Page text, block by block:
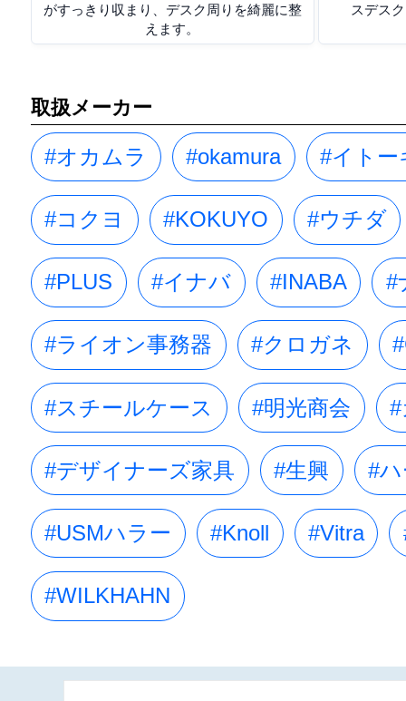
がすっきり収まり、デスク周りを綺麗に整
えます。
スデス
取扱メーカー
#オカムラ #okamura #イトー
#コクヨ #KOKUYO #ウチダ
#PLUS #イナバ #INABA #
#ライオン事務器 #クロガネ
#スチールケース #明光商会
#デザイナーズ家具 #生興 #
#USMハラー #Knoll #Vitra
#WILKHAHN